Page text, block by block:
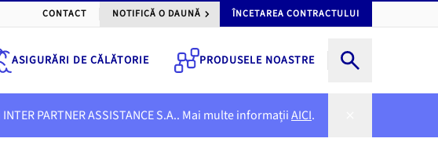
CONTACT NOTIFICĂ O DAUNĂ ÎNCETAREA CONTRACTULUI
ASIGURĂRI DE CĂLĂTORIE PRODUSELE NOASTRE
PARTNER ASSISTANCE S.A.. Mai multe informațiiAICI.